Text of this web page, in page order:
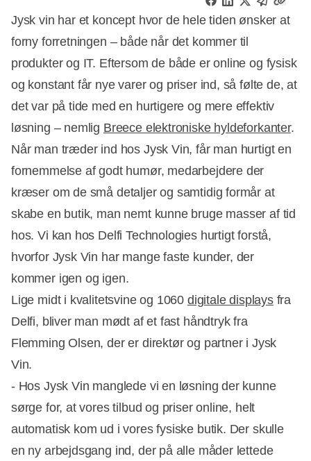
Jysk vin har et koncept hvor de hele tiden ønsker at
forny forretningen – både når det kommer til
produkter og IT. Eftersom de både er online og fysisk
og konstant får nye varer og priser ind, så følte de, at
det var på tide med en hurtigere og mere effektiv
løsning – nemlig Breece elektroniske hyldeforkanter.
Når man træder ind hos Jysk Vin, får man hurtigt en
fornemmelse af godt humør, medarbejdere der
kræser om de små detaljer og samtidig formår at
skabe en butik, man nemt kunne bruge masser af tid
hos. Vi kan hos Delfi Technologies hurtigt forstå,
hvorfor Jysk Vin har mange faste kunder, der
kommer igen og igen.
Lige midt i kvalitetsvine og 1060 digitale displaysfra
Delfi, bliver man mødt af et fast håndtryk fra
Flemming Olsen, der er direktør og partner i Jysk
Vin.
- Hos Jysk Vin manglede vi en løsning der kunne
sørge for, at vores tilbud og priser online, helt
automatisk kom ud i vores fysiske butik. Der skulle
en ny arbejdsgang ind, der på alle måder lettede